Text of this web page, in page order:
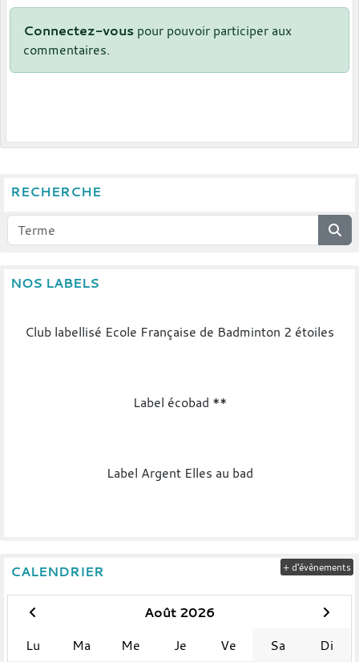
Connectez-vous pour pouvoir participer aux
commentaires.
RECHERCHE
NOS LABELS
Club labellisé Ecole Française de Badminton 2 étoiles
Label écobad **
Label Argent Elles au bad
CALENDRIER
Août 2026
Lu
Ma Me Je Ve Sa
Di
+ d'évènements